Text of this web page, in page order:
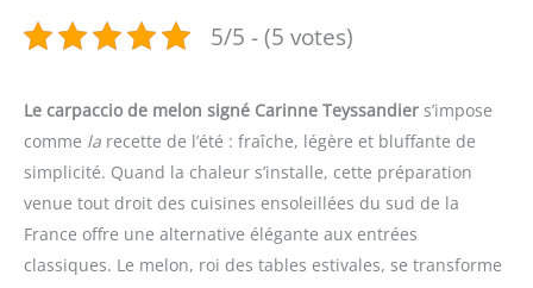
5/5 - (5 votes)
Le carpaccio de melon signé Carinne Teyssandier s’impose
comme la recette de l’été : fraîche, légère et bluffante de
simplicité. Quand la chaleur s’installe, cette préparation
venue tout droit des cuisines ensoleillées du sud de la
France offre une alternative élégante aux entrées
classiques. Le melon, roi des tables estivales, se transforme